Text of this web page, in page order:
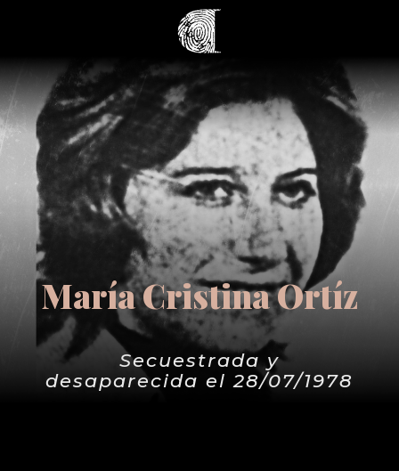
María Cristina Ortíz
Secuestrada y
desaparecida el 28/07/1978